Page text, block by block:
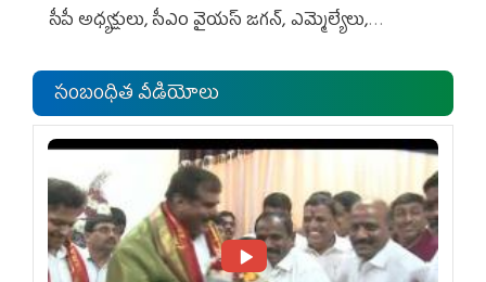
సీపీ అధ్య‌క్షులు, సీఎం వైయ‌స్ జ‌గ‌న్, ఎమ్మెల్యేలు,
సంబంధిత వీడియోలు